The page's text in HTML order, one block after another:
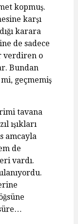
kopmuş.
karşı
karara
de sadece
verdiren o
Bundan
geçmemiş
tavana
ışıkları
amcayla
de
vardı.